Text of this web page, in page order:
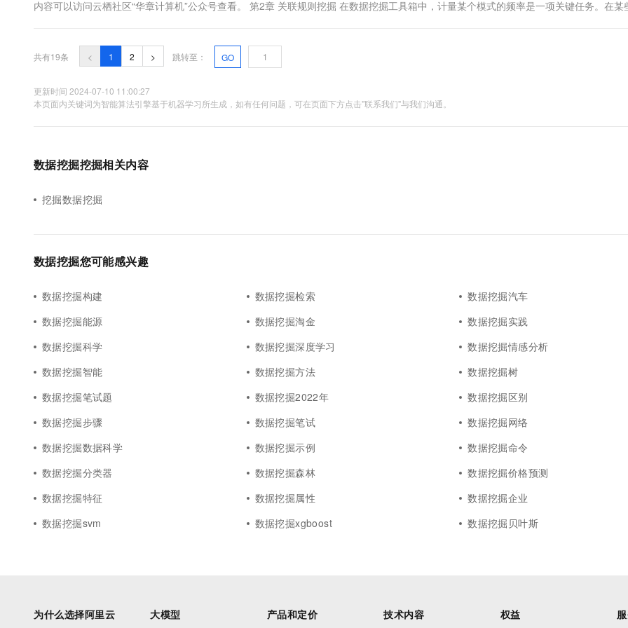
内容可以访问云栖社区“华章计算机”公众号查看。 第2章 关联规则挖掘 在数据挖掘工具箱中，计量某个模式的频率是一项关键任务。在某
共有19条 < 1 2 > 跳转至： GO
更新时间 2024-07-10 11:00:27
本页面内关键词为智能算法引擎基于机器学习所生成，如有任何问题，可在页面下方点击"联系我们"与我们沟通。
数据挖掘挖掘相关内容
挖掘数据挖掘
数据挖掘您可能感兴趣
数据挖掘构建 数据挖掘检索
数据挖掘汽车
数据挖掘能源
数据挖掘淘金
数据挖掘实践
数据挖掘科学
数据挖掘深度学习
数据挖掘情感分析
数据挖掘智能
数据挖掘方法
数据挖掘树
数据挖掘笔试题
数据挖掘2022年
数据挖掘区别
数据挖掘步骤
数据挖掘笔试
数据挖掘网络
数据挖掘数据科学
数据挖掘示例
数据挖掘命令
数据挖掘分类器
数据挖掘森林
数据挖掘价格预测
数据挖掘特征
数据挖掘属性
数据挖掘企业
数据挖掘svm
数据挖掘xgboost 数据挖掘贝叶斯
为什么选择阿里云 大模型 产品和定价 技术内容 权益